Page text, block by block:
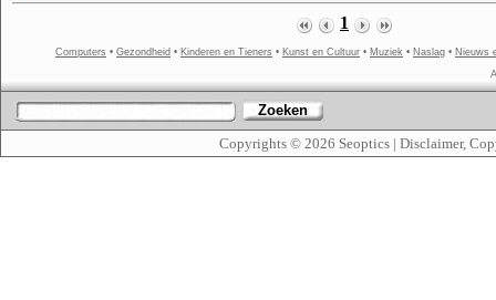
1
Computers • Gezondheid • Kinderen en Tieners • Kunst en Cultuur • Muziek • Naslag • Nieuws
Zoeken
Copyrights © 2026 Seoptics | Disclaimer,